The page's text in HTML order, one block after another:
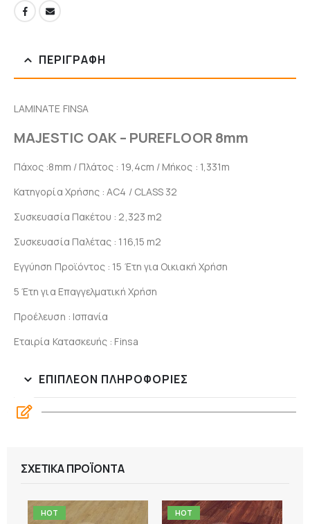
ΠΕΡΙΓΡΑΦΉ
LAMINATE FINSA
MAJESTIC OAK – PUREFLOOR 8mm
Πάχος :8mm / Πλάτος : 19,4cm / Μήκος : 1,331m
Κατηγορία Χρήσης : AC4 / CLASS 32
Συσκευασία Πακέτου : 2,323 m2
Συσκευασία Παλέτας : 116,15 m2
Εγγύηση Προϊόντος : 15 Έτη για Οικιακή Χρήση
5 Έτη για Επαγγελματική Χρήση
Προέλευση : Ισπανία
Εταιρία Κατασκευής : Finsa
ΕΠΙΠΛΈΟΝ ΠΛΗΡΟΦΟΡΊΕΣ
ΣΧΕΤΙΚΆ ΠΡΟΪΌΝΤΑ
HOT HOT